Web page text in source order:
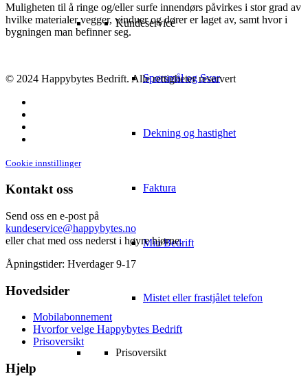
Kundeservice
Spørsmål og Svar
Dekning og hastighet
Faktura
Min Bedrift
Mistet eller frastjålet telefon
Prisoversikt
Muligheten til å ringe og/eller surfe innendørs påvirkes i stor grad av
hvilke materialer vegger, vinduer og dører er laget av, samt hvor i
bygningen man befinner seg.
© 2024 Happybytes Bedrift. Alle rettigheter reservert
Cookie innstillinger
Kontakt oss
Send oss en e-post på
kundeservice@happybytes.no
eller chat med oss nederst i høyre hjørne.
Åpningstider: Hverdager 9-17
Hovedsider
Mobilabonnement
Hvorfor velge Happybytes Bedrift
Prisoversikt
Hjelp